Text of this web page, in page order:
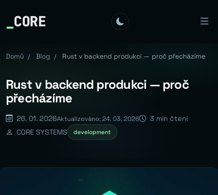
_CORE
Domů / Blog / Rust v backend produkci — proč přecházíme
Rust v backend produkci — proč
přecházíme
26. 01. 2026Aktualizováno: 24. 03. 2026
3 min čtení
CORE SYSTEMS
development